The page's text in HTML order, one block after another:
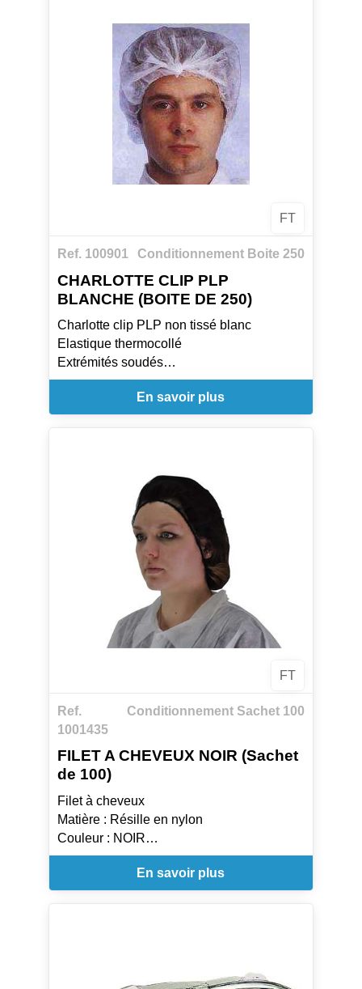
FT
Ref. 100901 Conditionnement Boite 250
CHARLOTTE CLIP PLP
BLANCHE (BOITE DE 250)
Charlotte clip PLP non tissé blanc
Elastique thermocollé
Extrémités soudés
Elastique sans latex
Résistante et Légère
Recouvre la totalité de la chevelure
En savoir plus
FT
Ref.
1001435
Conditionnement Sachet 100
FILET A CHEVEUX NOIR (Sachet
de 100)
Filet à cheveux
Matière : Résille en nylon
Couleur : NOIR
Dimensions : 61 cm
Résistant
En savoir plus